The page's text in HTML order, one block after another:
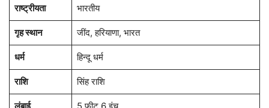
राष्ट्रीयता भारतीय
गृह स्थान जींद, हरियाणा, भारत
धर्म हिन्दू धर्म
राशि सिंह राशि